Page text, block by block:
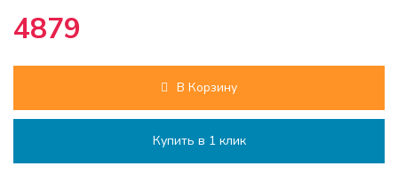
4879
В Корзину
Купить в 1 клик